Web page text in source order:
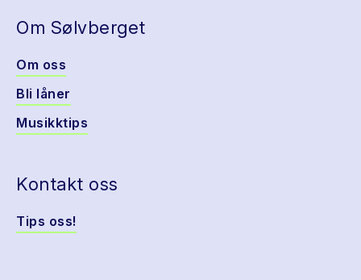
Om Sølvberget
Om oss
Bli låner
Musikktips
Kontakt oss
Tips oss!